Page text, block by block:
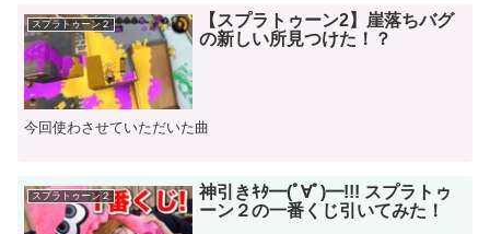
スプラトゥーン２
【スプラトゥーン2】崖落ちバグ
の新しい所見つけた！？
今回使わさせていただいた曲
スプラトゥーン２
神引きｷﾀ━(ﾟ∀ﾟ)━!!! スプラトゥ
ーン２の一番くじ引いてみた！